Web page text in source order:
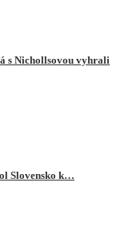
s Nichollsovou vyhrali
Slovensko k…